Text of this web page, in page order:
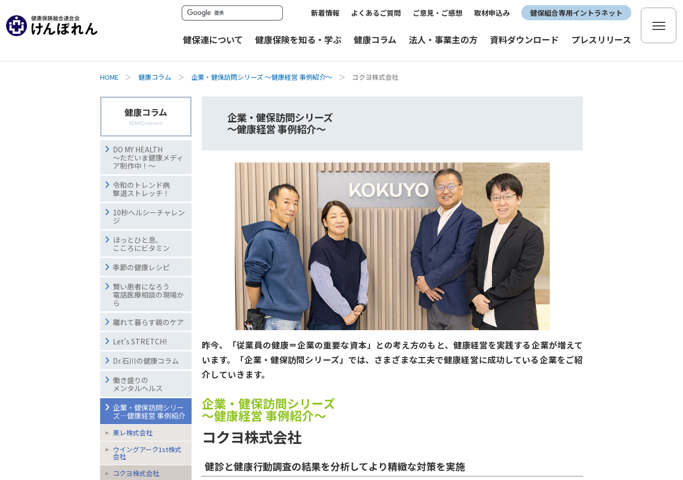
新着情報 よくあるご質問 ご意見・ご感想 取材申込み 健保組合専用イントラネット
健保連について 健康保険を知る・学ぶ 健康コラム 法人・事業主の方 資料ダウンロード プレスリリース
HOME ＞ 健康コラム ＞ 企業・健保訪問シリーズ ～健康経営 事例紹介～ ＞ コクヨ株式会社
企業・健保訪問シリーズ
～健康経営 事例紹介～
昨今、「従業員の健康＝企業の重要な資本」との考え方のもと、健康経営を実践する企業が増えて
います。「企業・健保訪問シリーズ」では、さまざまな工夫で健康経営に成功している企業をご紹
介していきます。
企業・健保訪問シリーズ
～健康経営 事例紹介～
コクヨ株式会社
健診と健康行動調査の結果を分析してより精緻な対策を実施
健康コラム
KENKO-column
DO MY HEALTH
～ただいま健康メディ
ア制作中！～
令和のトレンド病
撃退ストレッチ！
10秒ヘルシーチャレン
ジ
ほっとひと息、
こころにビタミン
季節の健康レシピ
賢い患者になろう
電話医療相談の現場か
ら
離れて暮らす親のケア
Let's STRETCH!
Dr.石川の健康コラム
働き盛りの
メンタルヘルス
企業・健保訪問シリー
ズ―健康経営 事例紹介
東レ株式会社
ウイングアーク1st株式
会社
コクヨ株式会社